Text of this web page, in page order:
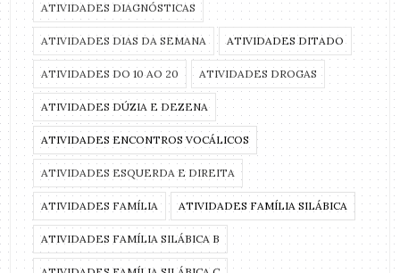
ATIVIDADES DIAGNÓSTICAS
ATIVIDADES DIAS DA SEMANA ATIVIDADES DITADO
ATIVIDADES DO 10 AO 20 ATIVIDADES DROGAS
ATIVIDADES DÚZIA E DEZENA
ATIVIDADES ENCONTROS VOCÁLICOS
ATIVIDADES ESQUERDA E DIREITA
ATIVIDADES FAMÍLIA ATIVIDADES FAMÍLIA SILÁBICA
ATIVIDADES FAMÍLIA SILÁBICA B